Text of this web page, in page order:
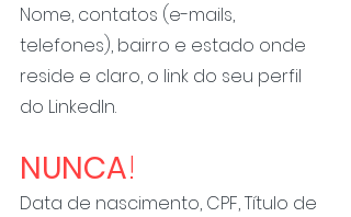
Nome, contatos (e-mails,
telefones), bairro e estado onde
reside e claro, o link do seu perfil
do LinkedIn.
NUNCA!
Data de nascimento, CPF, Título de